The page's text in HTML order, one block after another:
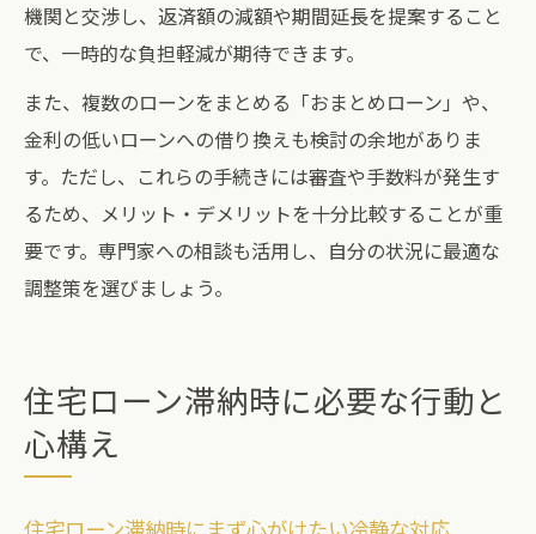
機関と交渉し、返済額の減額や期間延長を提案すること
で、一時的な負担軽減が期待できます。
また、複数のローンをまとめる「おまとめローン」や、
金利の低いローンへの借り換えも検討の余地がありま
す。ただし、これらの手続きには審査や手数料が発生す
るため、メリット・デメリットを十分比較することが重
要です。専門家への相談も活用し、自分の状況に最適な
調整策を選びましょう。
住宅ローン滞納時に必要な行動と
心構え